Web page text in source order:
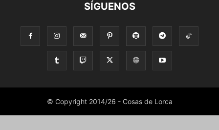
SÍGUENOS
© Copyright 2014/26 - Cosas de Lorca